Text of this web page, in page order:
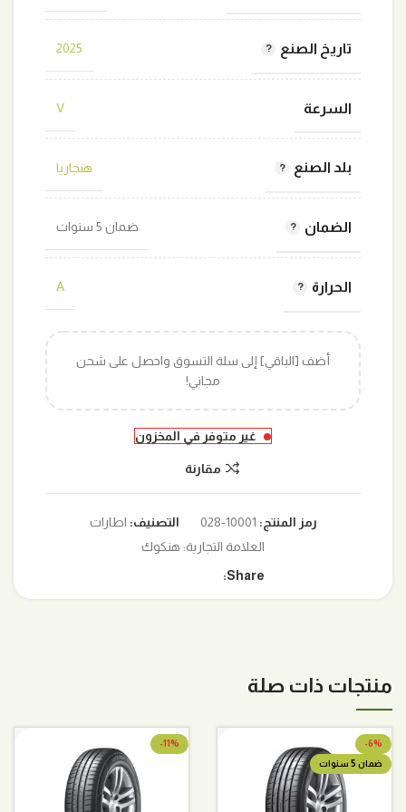
تاريخ الصنع 2025
السرعة V
بلد الصنع هنجاريا
الضمان ضمان 5 سنوات
الحرارة A
أضف [الباقي] إلى سلة التسوق واحصل على شحن
مجاني!
غير متوفر في المخزون
مقارنة
رمز المنتج: 10001-028 التصنيف: اطارات
العلامة التجارية: هنكوك
Share:
منتجات ذات صلة
-6%
ضمان 5 سنوات
-11%